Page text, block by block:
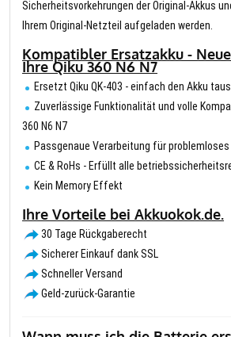
Sicherheitsvorkehrungen der Original-Akkus
Ihrem Original-Netzteil aufgeladen werden.
Kompatibler Ersatzakku -
Ihre Qiku 360 N6 N7
Ersetzt Qiku QK-403 - einfach den Akku
Zuverlässige Funktionalität und volle
360 N6 N7
Passgenaue Verarbeitung für
CE & RoHs - Erfüllt alle
Kein Memory Effekt
Ihre Vorteile bei Akkuokok.de.
30 Tage Rückgaberecht
Sicherer Einkauf dank SSL
Schneller Versand
Geld-zurück-Garantie